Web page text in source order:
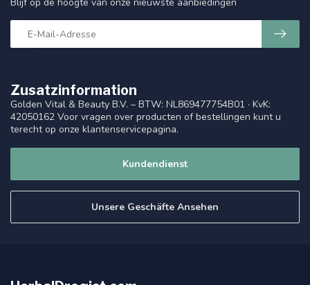
Zusatzinformation
Golden Vital & Beauty B.V. – BTW: NL869477754B01 · KvK:
42050162 Voor vragen over producten of bestellingen kunt u
terecht op onze klantenservicepagina.
Kundendienst
Unsere Geschäfte Ansehen
Blijf op de hoogte van onze nieuwste aanbiedingen